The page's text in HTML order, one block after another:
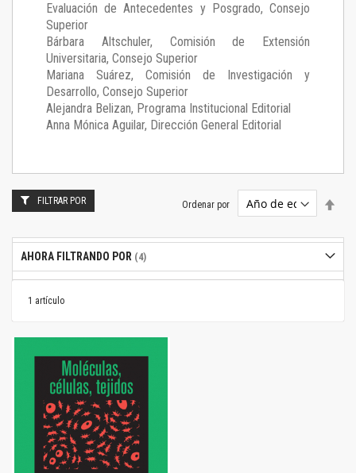
Evaluación de Antecedentes y Posgrado, Consejo
Superior
Bárbara Altschuler, Comisión de Extensión
Universitaria, Consejo Superior
Mariana Suárez, Comisión de Investigación y
Desarrollo, Consejo Superior
Alejandra Belizan, Programa Institucional Editorial
Anna Mónica Aguilar, Dirección General Editorial
1 artículo
Ordenar por
FILTRAR POR
AHORA FILTRANDO POR